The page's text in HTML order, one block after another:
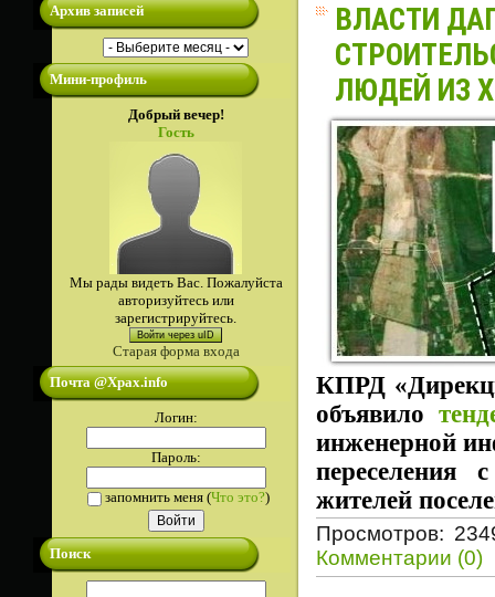
Архив записей
Мини-профиль
Добрый вечер!
Гость
Мы рады видеть Вас. Пожалуйста
авторизуйтесь или
зарегистрируйтесь.
Войти через uID
Старая форма входа
Почта @Xpax.info
Логин:
Пароль:
запомнить меня(Что это?)
Поиск
ВЛАСТИ
ЛЮДЕЙ ИЗ
КПРД
объявило
инженерной
переселения
жителей
Просмотров:
Комментарии (0)